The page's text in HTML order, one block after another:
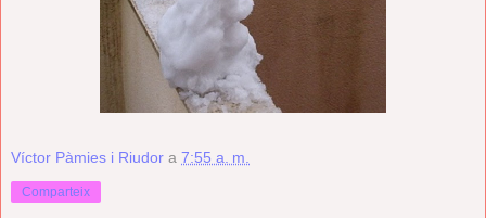
Víctor Pàmies i Riudor a 7:55 a. m.
Comparteix